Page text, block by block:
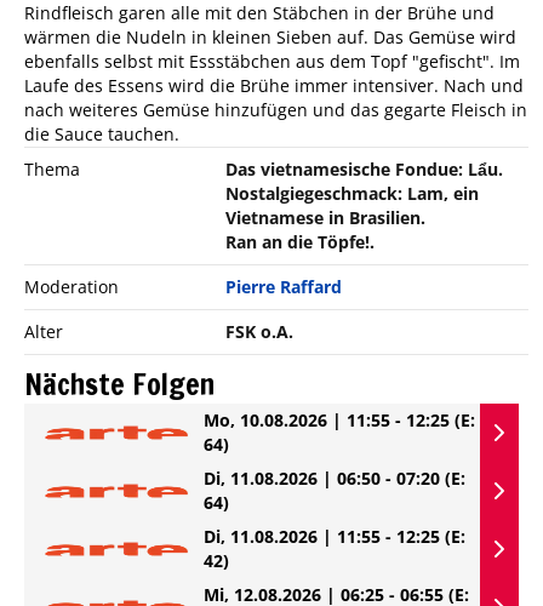
Rindfleisch garen alle mit den Stäbchen in der Brühe und
wärmen die Nudeln in kleinen Sieben auf. Das Gemüse wird
ebenfalls selbst mit Essstäbchen aus dem Topf "gefischt". Im
Laufe des Essens wird die Brühe immer intensiver. Nach und
nach weiteres Gemüse hinzufügen und das gegarte Fleisch in
die Sauce tauchen.
Thema
Das vietnamesische Fondue: Lẩu.
Nostalgiegeschmack: Lam, ein
Vietnamese in Brasilien.
Ran an die Töpfe!.
Moderation
Pierre Raffard
Alter
FSK o.A.
Nächste Folgen
Mo, 10.08.2026 | 11:55 - 12:25 (E:
64)
Di, 11.08.2026 | 06:50 - 07:20 (E:
64)
Di, 11.08.2026 | 11:55 - 12:25 (E:
42)
Mi, 12.08.2026 | 06:25 - 06:55 (E: